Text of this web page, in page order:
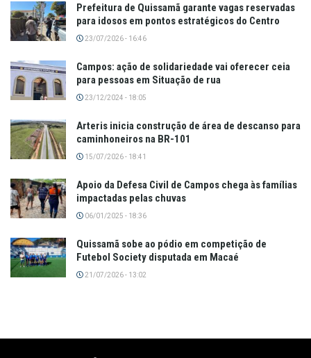
Prefeitura de Quissamã garante vagas reservadas
para idosos em pontos estratégicos do Centro
23/07/2026 - 16:46
Campos: ação de solidariedade vai oferecer ceia
para pessoas em Situação de rua
23/12/2024 - 18:05
Arteris inicia construção de área de descanso para
caminhoneiros na BR-101
15/07/2026 - 18:41
Apoio da Defesa Civil de Campos chega às famílias
impactadas pelas chuvas
06/01/2025 - 18:36
Quissamã sobe ao pódio em competição de
Futebol Society disputada em Macaé
21/07/2026 - 13:02